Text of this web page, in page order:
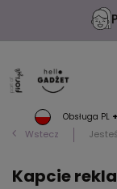
Obsługa PL
Wstecz
Kapcie